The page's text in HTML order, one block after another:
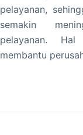
pelayanan,
semakin
pelayanan.
membantu